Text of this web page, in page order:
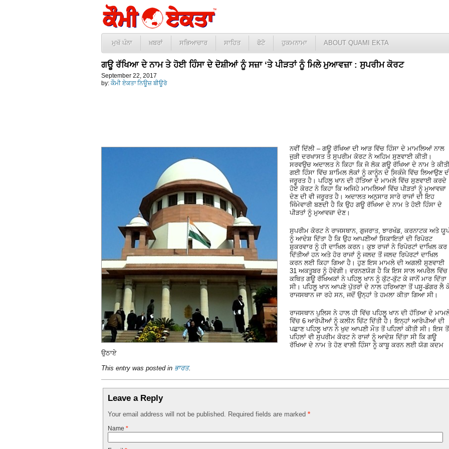
ਮੁਖੱ ਪੰਨਾ ਖ਼ਬਰਾਂ ਸਭਿਆਚਾਰ ਸਾਹਿਤ ਫੋਟੋ ਹੁਕਮਨਾਮਾ ABOUT QUAMI EKTA
ਗਊ ਰੱਖਿਆ ਦੇ ਨਾਮ ਤੇ ਹੋਈ ਹਿੰਸਾ ਦੇ ਦੋਸ਼ੀਆਂ ਨੂੰ ਸਜ਼ਾ ‘ਤੇ ਪੀੜਤਾਂ ਨੂੰ ਮਿਲੇ ਮੁਆਵਜ਼ਾ : ਸੁਪਰੀਮ ਕੋਰਟ
September 22, 2017
by: ਕੌਮੀ ਏਕਤਾ ਨਿਊਜ਼ ਬੀਊਰੋ
ਨਵੀਂ ਦਿੱਲੀ – ਗਊ ਰੱਖਿਆ ਦੀ ਆੜ ਵਿੱਚ ਹਿੰਸਾ ਦੇ ਮਾਮਲਿਆਂ ਨਾਲ
ਜੁੜੀ ਦਰਖਾਸਤ ਤੇ ਸੁਪਰੀਮ ਕੋਰਟ ਨੇ ਅਹਿਮ ਸੁਣਵਾਈ ਕੀਤੀ।
ਸਰਵਉਚ ਅਦਾਲਤ ਨੇ ਕਿਹਾ ਕਿ ਜੋ ਲੋਕ ਗਊ ਰੱਖਿਆ ਦੇ ਨਾਮ ਤੇ ਕੀਤੀ
ਗਈ ਹਿੰਸਾ ਵਿੱਚ ਸ਼ਾਮਿਲ ਲੋਕਾਂ ਨੂੰ ਕਾਨੂੰਨ ਦੇ ਸਿ਼ਕੰਜੇ ਵਿੱਚ ਲਿਆਉਣ
ਜਰੂਰਤ ਹੈ। ਪਹਿਲੂ ਖਾਨ ਦੀ ਹੱਤਿਆ ਦੇ ਮਾਮਲੇ ਵਿੱਚ ਸੁਣਵਾਈ ਕਰਦੇ
ਹੋਏ ਕੋਰਟ ਨੇ ਕਿਹਾ ਕਿ ਅਜਿਹੇ ਮਾਮਲਿਆਂ ਵਿੱਚ ਪੀੜਤਾਂ ਨੂੰ ਮੁਆਵਜ਼ਾ
ਦੇਣ ਦੀ ਵੀ ਜਰੂਰਤ ਹੈ। ਅਦਾਲਤ ਅਨੁਸਾਰ ਸਾਰੇ ਰਾਜਾਂ ਦੀ ਇਹ
ਜਿੰਮੇਵਾਰੀ ਬਣਦੀ ਹੈ ਕਿ ਉਹ ਗਊ ਰੱਖਿਆ ਦੇ ਨਾਮ ਤੇ ਹੋਈ ਹਿੰਸਾ ਦੇ
ਪੀੜਤਾਂ ਨੂੰ ਮੁਆਵਜ਼ਾ ਦੇਣ।
ਸੁਪਰੀਮ ਕੋਰਟ ਨੇ ਰਾਜਸਥਾਨ, ਗੁਜਰਾਤ, ਝਾਰਖੰਡ, ਕਰਨਾਟਕ ਅਤੇ
ਨੂੰ ਆਦੇਸ਼ ਦਿੱਤਾ ਹੈ ਕਿ ਉਹ ਆਪਣੀਆਂ ਸਿ਼ਕਾਇਤਾਂ ਦੀ ਰਿਪੋਰਟ
ਸ਼ੁਕਰਵਾਰ ਨੂੰ ਹੀ ਦਾਖਿਲ ਕਰਨ। ਕੁਝ ਰਾਜਾਂ ਨੇ ਰਿਪੋਰਟਾਂ ਦਾਖਿਲ ਕਰ
ਦਿੱਤੀਆਂ ਹਨ ਅਤੇ ਹੋਰ ਰਾਜਾਂ ਨੂੰ ਜਲਦ ਤੋਂ ਜਲਦ ਰਿਪੋਰਟਾਂ ਦਾਖਿਲ
ਕਰਨ ਲਈ ਕਿਹਾ ਗਿਆ ਹੈ। ਹੁਣ ਇਸ ਮਾਮਲੇ ਦੀ ਅਗਲੀ ਸੁਣਵਾਈ
31 ਅਕਤੂਬਰ ਨੂੰ ਹੋਵੇਗੀ। ਵਰਨਣਯੋਗ ਹੈ ਕਿ ਇਸ ਸਾਲ ਅਪਰੈਲ ਵਿੱਚ
ਕਥਿਤ ਗਊ ਰੱਖਿਅਕਾਂ ਨੇ ਪਹਿਲੂ ਖਾਨ ਨੂੰ ਕੁੱਟ-ਕੁੱਟ ਕੇ ਜਾਨੋਂ ਮਾਰ ਦਿੱਤਾ
ਸੀ। ਪਹਿਲੂ ਖਾਨ ਆਪਣੇ ਪੁੱਤਰਾਂ ਦੇ ਨਾਲ ਹਰਿਆਣਾ ਤੋਂ ਪਸੂ-ਡੰਗਰ ਲੈ
ਰਾਜਸਥਾਨ ਜਾ ਰਹੇ ਸਨ, ਜਦੋਂ ਉਨ੍ਹਾਂ ਤੇ ਹਮਲਾ ਕੀਤਾ ਗਿਆ ਸੀ।
ਰਾਜਸਥਾਨ ਪੁਲਿਸ ਨੇ ਹਾਲ ਹੀ ਵਿੱਚ ਪਹਿਲੂ ਖਾਨ ਦੀ ਹੱਤਿਆ ਦੇ
ਵਿੱਚ 6 ਆਰੋਪੀਆਂ ਨੂੰ ਕਲੀਨ ਚਿੱਟ ਦਿੱਤੀ ਹੈ। ਇਨ੍ਹਾਂ ਆਰੋਪੀਆਂ ਦੀ
ਪਛਾਣ ਪਹਿਲੂ ਖਾਨ ਨੇ ਖੁਦ ਆਪਣੀ ਮੌਤ ਤੋਂ ਪਹਿਲਾਂ ਕੀਤੀ ਸੀ। ਇਸ ਤੋਂ
ਪਹਿਲਾਂ ਵੀ ਸੁਪਰੀਮ ਕੋਰਟ ਨੇ ਰਾਜਾਂ ਨੂੰ ਆਦੇਸ਼ ਦਿੱਤਾ ਸੀ ਕਿ ਗਊ
ਰੱਖਿਆ ਦੇ ਨਾਮ ਤੇ ਹੋਣ ਵਾਲੀ ਹਿੰਸਾ ਨੂੰ ਕਾਬੂ ਕਰਨ ਲਈ ਯੋਗ ਕਦਮ
ਉਠਾਏ
This entry was posted in ਭਾਰਤ.
Leave a Reply
Your email address will not be published. Required fields are marked *
Name *